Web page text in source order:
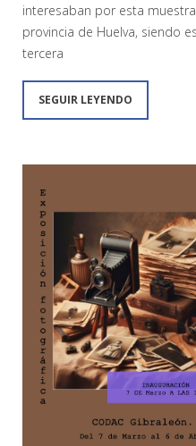
interesaban por esta
provincia de Huelva, siendo
tercera
SEGUIR LEYENDO